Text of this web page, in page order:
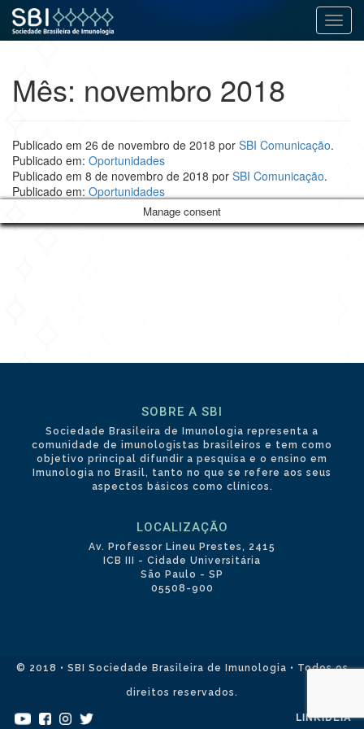
o
conteúdo
Mês: novembro 2018
Publicado em 26 de novembro de 2018 por SBI Comunicação.
Publicado em: Oportunidades
Publicado em 8 de novembro de 2018 por SBI Comunicação.
Publicado em: Oportunidades
SOBRE A SBI
Sociedade Brasileira de Imunologia representa a
comunidade de imunologistas brasileiros e tem como
objetivo principal difundir a pesquisa e o ensino em
Imunologia no Brasil, tanto no que se refere aos seus
aspectos básicos como clínicos.
LOCALIZAÇÃO
Av. Professor Lineu Prestes, 2415
ICB III - Cidade Universitária
São Paulo - SP
05508-900
© 2018 • SBI Sociedade Brasileira de Imunologia • Todos os
direitos reservados.
LINKIDEIA
Manage consent